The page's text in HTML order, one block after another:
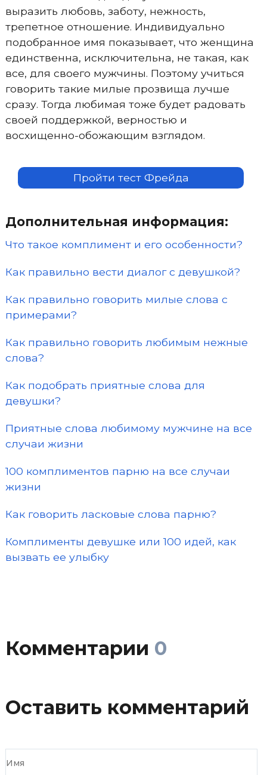
выразить любовь, заботу, нежность,
трепетное отношение. Индивидуально
подобранное имя показывает, что женщина
единственна, исключительна, не такая, как
все, для своего мужчины. Поэтому учиться
говорить такие милые прозвища лучше
сразу. Тогда любимая тоже будет радовать
своей поддержкой, верностью и
восхищенно-обожающим взглядом.
Пройти тест Фрейда
Дополнительная информация:
Что такое комплимент и его особенности?
Как правильно вести диалог с девушкой?
Как правильно говорить милые слова с
примерами?
Как правильно говорить любимым нежные
слова?
Как подобрать приятные слова для
девушки?
Приятные слова любимому мужчине на все
случаи жизни
100 комплиментов парню на все случаи
жизни
Как говорить ласковые слова парню?
Комплименты девушке или 100 идей, как
вызвать ее улыбку
Комментарии 0
Оставить комментарий